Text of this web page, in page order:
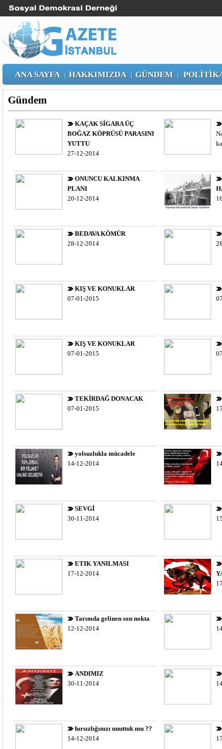
ANA SAYFA | HAKKIMIZDA | GÜNDEM|
Gündem
KAÇAK SİGARA ÜÇ
BOĞAZ KÖPRÜSÜ PARASINI
YUTTU
27-12-2014
ONUNCU KALKINMA
PLANI
20-12-2014
BEDAVA KÖMÜR
28-12-2014
KIŞ VE KONUKLAR
07-01-2015
KIŞ VE KONUKLAR
07-01-2015
TEKİRDAĞ DONACAK
07-01-2015
yolsuzlukla mücadele
14-12-2014
SEVGİ
30-11-2014
ETIK YANILMASI
17-12-2014
Tarımda gelinen son nokta
12-12-2014
ANDIMIZ
30-11-2014
hırsızlığınızı unuttuk mu ??
14-12-2014